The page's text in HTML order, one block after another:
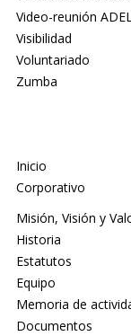
Video-reunión
Visibilidad
Voluntariado
Zumba
Inicio
Corporativo
Misión, Visión y
Historia
Estatutos
Equipo
Memoria de
Documentos